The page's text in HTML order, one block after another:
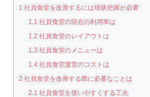
1 社員食堂を改善するには現状把握が必要
1.1 社員食堂の現在の利用率は
1.2 社員食堂のレイアウトは
1.3 社員食堂のメニューは
1.4 社員食堂運営のコストは
2 社員食堂を改善する際に必要なことは
2.1 社員食堂を使いやすくする工夫